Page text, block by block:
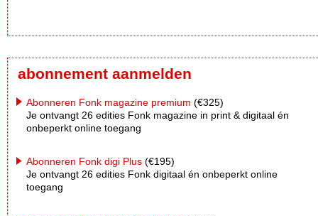
abonnement aanmelden
Abonneren Fonk magazine premium (€325)
Je ontvangt 26 edities Fonk magazine in print & digitaal én
onbeperkt online toegang
Abonneren Fonk digi Plus (€195)
Je ontvangt 26 edities Fonk digitaal én onbeperkt online
toegang